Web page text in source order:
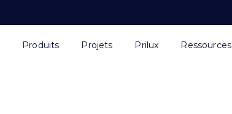
Produits Projets Prilux Ressources